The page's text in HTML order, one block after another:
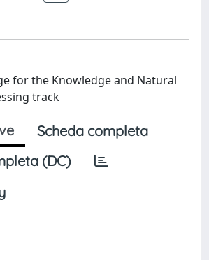
for the Knowledge and Natural
track
Scheda completa
(DC)